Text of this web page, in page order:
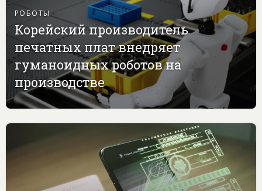
РОБОТЫ
Корейский производитель
печатных плат внедряет
гуманоидных роботов на
производстве